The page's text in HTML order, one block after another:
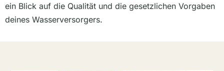
ein Blick auf die Qualität und die gesetzlichen Vorgaben
deines Wasserversorgers.